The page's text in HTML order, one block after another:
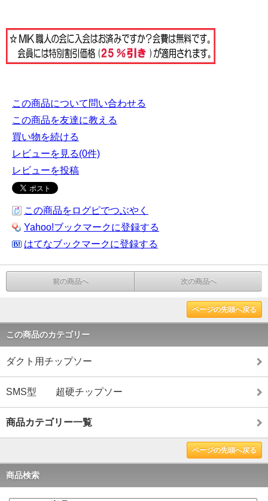
この商品について問い合わせる
この商品を友達に教える
買い物を続ける
レビューを見る(0件)
レビューを投稿
この商品をログピでつぶやく
Yahoo!ブックマークに登録する
はてなブックマークに登録する
前の商品へ 次の商品へ
ページの先頭へ戻る
この商品のカテゴリー
ダクト用チップソー
SMS型 超硬チップソー
商品カテゴリー一覧
ページの先頭へ戻る
商品検索